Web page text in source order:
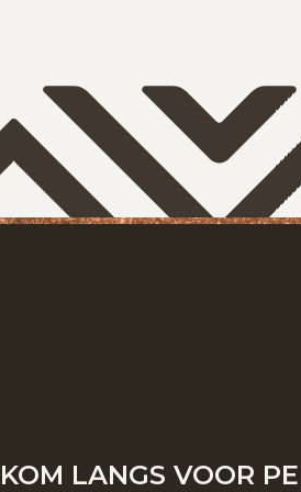
KOM LANGS VOOR